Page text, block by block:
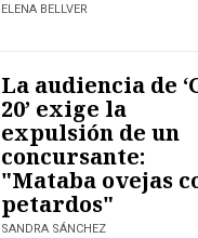
ELENA BELLVER
La audiencia de
20’ exige la
expulsión de un
concursante:
"Mataba ovejas
petardos"
SANDRA SÁNCHEZ